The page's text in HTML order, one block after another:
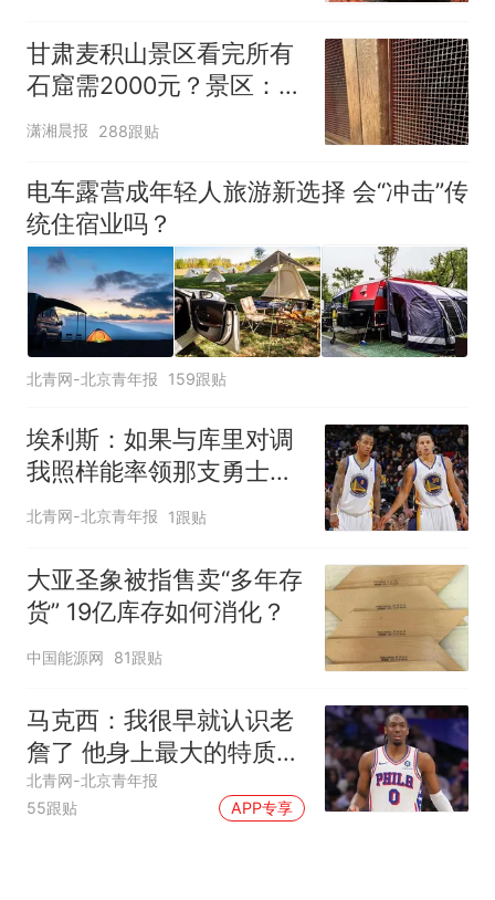
甘肃麦积山景区看完所有
石窟需2000元？景区：部
分石窟受特别保护，游客
潇湘晨报 288跟贴
电车露营成年轻人旅游新选择 会“冲击”传
统住宿业吗？
北青网-北京青年报 159跟贴
埃利斯：如果与库里对调
我照样能率领那支勇士取
得现在的成就
北青网-北京青年报 1跟贴
大亚圣象被指售卖“多年存
货” 19亿库存如何消化？
中国能源网 81跟贴
马克西：我很早就认识老
詹了 他身上最大的特质就
是谦逊
北青网-北京青年报
55跟贴
APP专享